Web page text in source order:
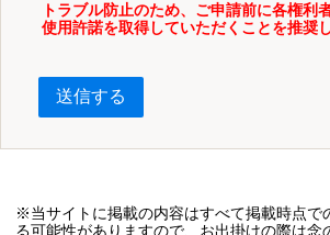
トラブル防止のため、ご申請前に各権利
使用許諾を取得していただくことを推奨
送信する
※当サイトに掲載の内容はすべて掲載時点で
る可能性がありますので、お出掛けの際は念